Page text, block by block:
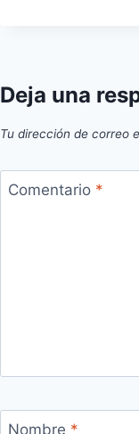
Deja una
Tu dirección de correo
Comentario *
Nombre *